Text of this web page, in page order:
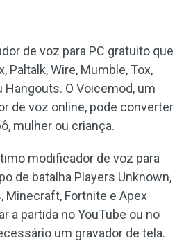
de voz para PC gratuito que
Paltalk, Wire, Mumble, Tox,
Hangouts. O Voicemod, um
de voz online, pode converter
mulher ou criança.
modificador de voz para
de batalha Players Unknown,
Minecraft, Fortnite e Apex
a partida no YouTube ou no
um gravador de tela.